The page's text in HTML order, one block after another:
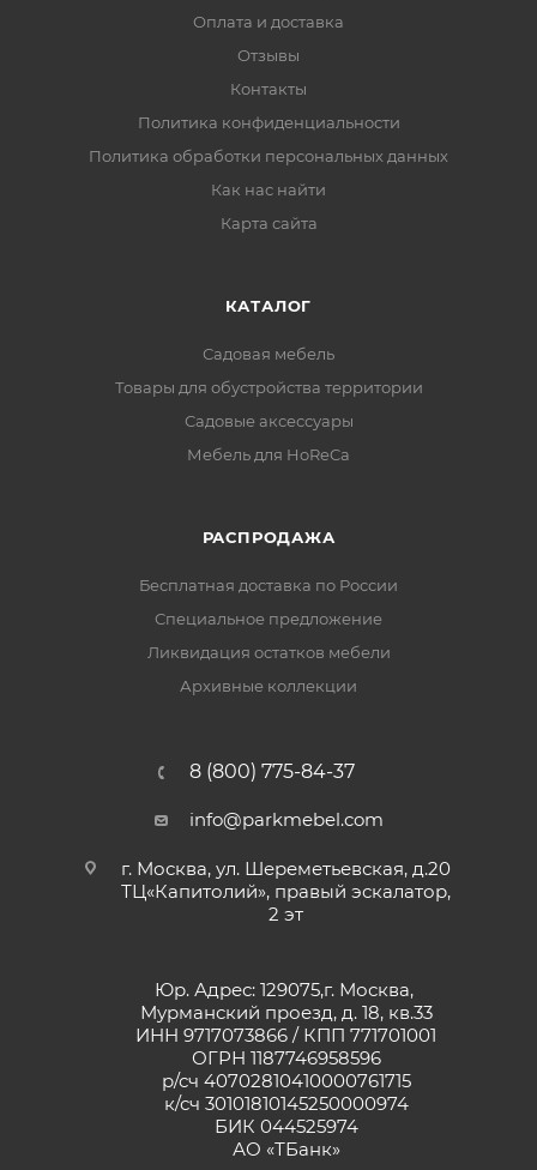
Оплата и доставка
Отзывы
Контакты
Политика конфиденциальности
Политика обработки персональных данных
Как нас найти
Карта сайта
КАТАЛОГ
Садовая мебель
Товары для обустройства территории
Садовые аксессуары
Мебель для HoReCa
РАСПРОДАЖА
Бесплатная доставка по России
Специальное предложение
Ликвидация остатков мебели
Архивные коллекции
8 (800) 775-84-37
info@parkmebel.com
г. Москва, ул. Шереметьевская, д.20
ТЦ«Капитолий», правый эскалатор,
2 эт
Юр. Адрес: 129075,г. Москва,
Мурманский проезд, д. 18, кв.33
ИНН 9717073866 / КПП 771701001
ОГРН 1187746958596
р/сч 40702810410000761715
к/сч 30101810145250000974
БИК 044525974
АО «ТБанк»